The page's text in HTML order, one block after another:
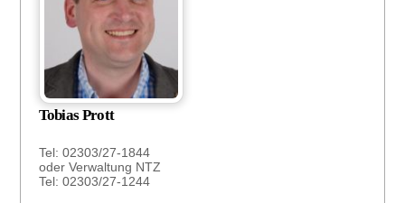
Tobias Prott
Tel: 02303/27-1844
oder Verwaltung NTZ
Tel: 02303/27-1244